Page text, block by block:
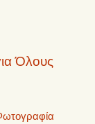
Όλους